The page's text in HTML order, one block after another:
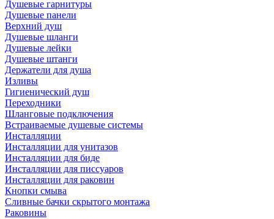
Душевые гарнитуры
Душевые панели
Верхний душ
Душевые шланги
Душевые лейки
Душевые штанги
Держатели для душа
Изливы
Гигиенический душ
Переходники
Шланговые подключения
Встраиваемые душевые системы
Инсталляции
Инсталляции для унитазов
Инсталляции для биде
Инсталляции для писсуаров
Инсталляции для раковин
Кнопки смыва
Сливные бачки скрытого монтажа
Раковины